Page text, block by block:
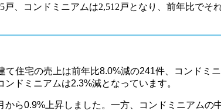
、コンドミニアムは2,512戸となり、前年比でそ
住宅の売上は前年比8.0%減の241件、コンドミ
ドミニアムは2.3%減となっています。
ら0.9%上昇しました。一方、コンドミニアム